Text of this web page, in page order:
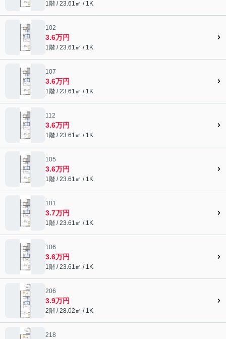
1階 / 23.61㎡ / 1K
102
3.6万円
1階 / 23.61㎡ / 1K
107
3.6万円
1階 / 23.61㎡ / 1K
112
3.6万円
1階 / 23.61㎡ / 1K
105
3.6万円
1階 / 23.61㎡ / 1K
101
3.7万円
1階 / 23.61㎡ / 1K
106
3.6万円
1階 / 23.61㎡ / 1K
206
3.9万円
2階 / 28.02㎡ / 1K
218